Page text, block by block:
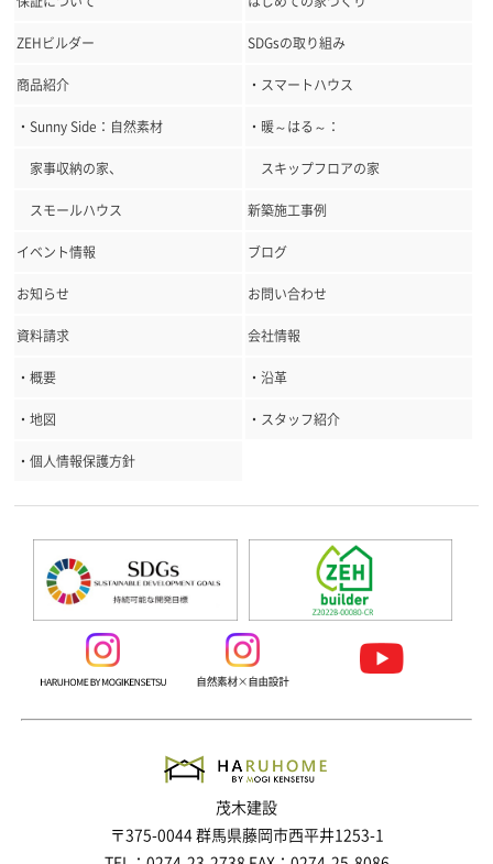
ZEHビルダー SDGsの取り組み
商品紹介 ・スマートハウス
・Sunny Side：自然素材 ・暖～はる～：
家事収納の家、 スキップフロアの家
スモールハウス 新築施工事例
イベント情報 ブログ
お知らせ お問い合わせ
資料請求 会社情報
・概要 ・沿革
・地図 ・スタッフ紹介
・個人情報保護方針
茂木建設
〒375-0044 群馬県藤岡市西平井1253-1